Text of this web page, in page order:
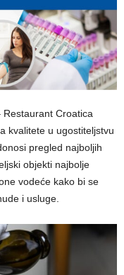
Croatica
kvalitete u ugostiteljstvu
pregled najboljih
objekti najbolje
vodeće kako bi se
i usluge.